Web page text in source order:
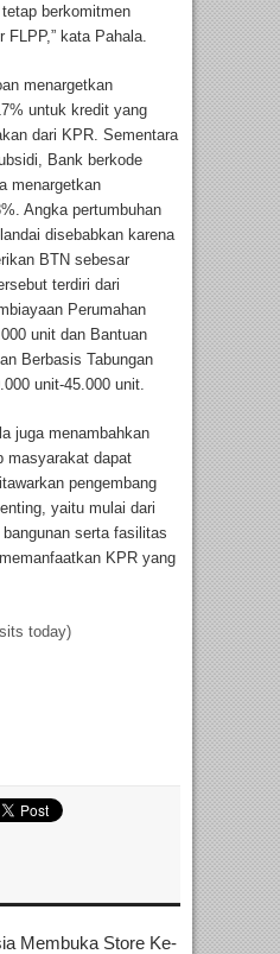
berkomitmen
kata Pahala.
menargetkan
untuk kredit yang
dari KPR. Sementara
Bank berkode
menargetkan
Angka pertumbuhan
disebabkan karena
BTN sebesar
terdiri dari
Perumahan
unit dan Bantuan
Berbasis Tabungan
unit-45.000 unit.
juga menambahkan
masyarakat dapat
pengembang
yaitu mulai dari
serta fasilitas
KPR yang
today)
Membuka Store Ke-